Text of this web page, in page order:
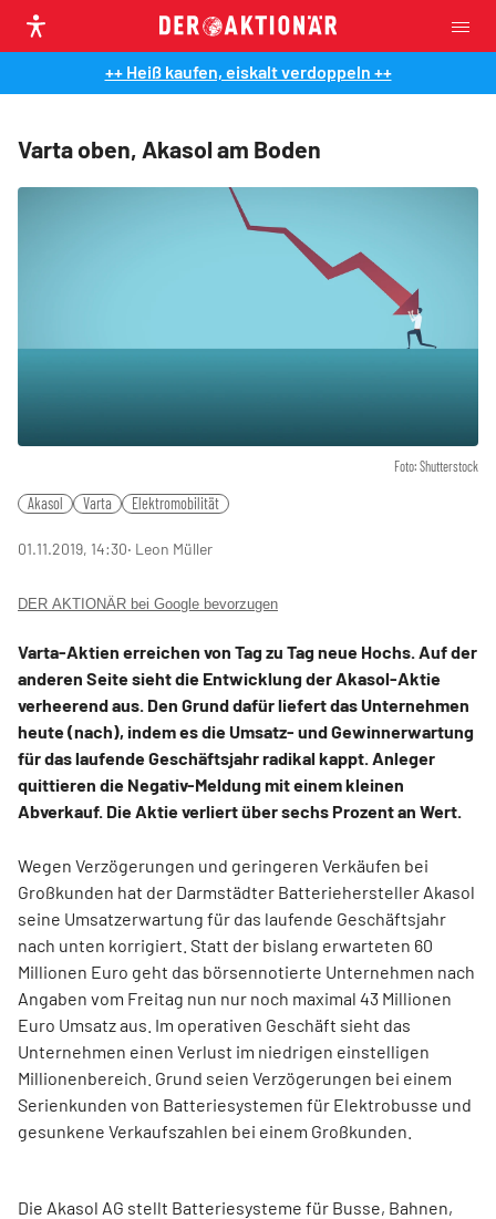
++ Heiß kaufen, eiskalt verdoppeln ++
Varta oben, Akasol am Boden
Foto: Shutterstock
Akasol Varta Elektromobilität
01.11.2019, 14:30‧ Leon Müller
DER AKTIONÄR bei Google bevorzugen
Varta-Aktien erreichen von Tag zu Tag neue Hochs. Auf der
anderen Seite sieht die Entwicklung der Akasol-Aktie
verheerend aus. Den Grund dafür liefert das Unternehmen
heute (nach), indem es die Umsatz- und Gewinnerwartung
für das laufende Geschäftsjahr radikal kappt. Anleger
quittieren die Negativ-Meldung mit einem kleinen
Abverkauf. Die Aktie verliert über sechs Prozent an Wert.
Wegen Verzögerungen und geringeren Verkäufen bei
Großkunden hat der Darmstädter Batteriehersteller Akasol
seine Umsatzerwartung für das laufende Geschäftsjahr
nach unten korrigiert. Statt der bislang erwarteten 60
Millionen Euro geht das börsennotierte Unternehmen nach
Angaben vom Freitag nun nur noch maximal 43 Millionen
Euro Umsatz aus. Im operativen Geschäft sieht das
Unternehmen einen Verlust im niedrigen einstelligen
Millionenbereich. Grund seien Verzögerungen bei einem
Serienkunden von Batteriesystemen für Elektrobusse und
gesunkene Verkaufszahlen bei einem Großkunden.
Die Akasol AG stellt Batteriesysteme für Busse, Bahnen,